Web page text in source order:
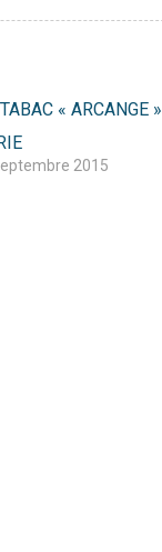
« ARCANGE »
2015